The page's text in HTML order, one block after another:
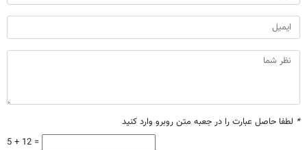
* لطفا حاصل عبارت را در جعبه متن روبرو وارد کنید
5 + 12 =